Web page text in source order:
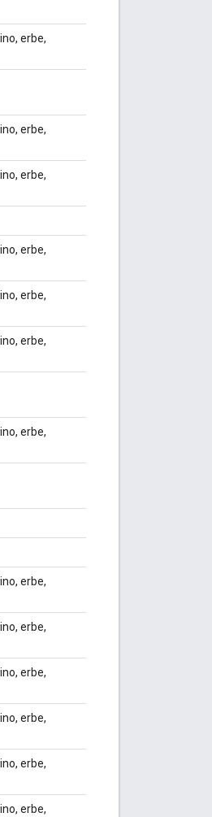
erbe,
erbe,
erbe,
erbe,
erbe,
erbe,
erbe,
erbe,
erbe,
erbe,
erbe,
erbe,
erbe,